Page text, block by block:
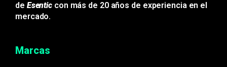
de Esentic con más de 20 años de experiencia en el
mercado.
Marcas